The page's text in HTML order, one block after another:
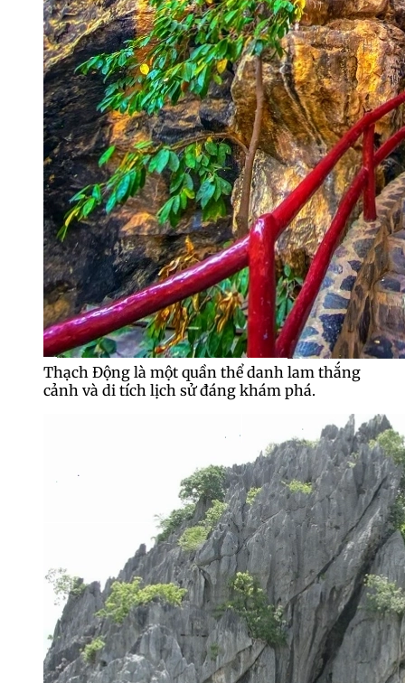
Thạch Động là một quần thể danh lam thắng
cảnh và di tích lịch sử đáng khám phá.